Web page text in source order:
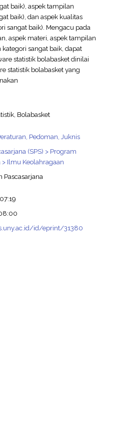
baik), aspek tampilan
baik), dan aspek kualitas
sangat baik). Mengacu pada
aspek materi, aspek tampilan
sangat baik, dapat
statistik bolabasket dinilai
statistik bolabasket yang
Bolabasket
Pedoman, Juknis
(SPS) > Program
> Ilmu Keolahragaan
Pascasarjana
id/eprint/31380